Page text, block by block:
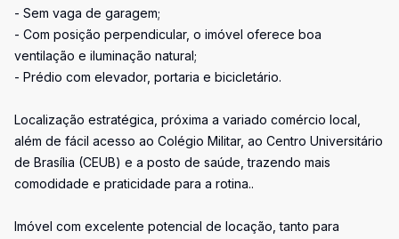
- Sem vaga de garagem;
- Com posição perpendicular, o imóvel oferece boa
ventilação e iluminação natural;
- Prédio com elevador, portaria e bicicletário.
Localização estratégica, próxima a variado comércio local,
além de fácil acesso ao Colégio Militar, ao Centro Universitário
de Brasília (CEUB) e a posto de saúde, trazendo mais
comodidade e praticidade para a rotina..
Imóvel com excelente potencial de locação, tanto para